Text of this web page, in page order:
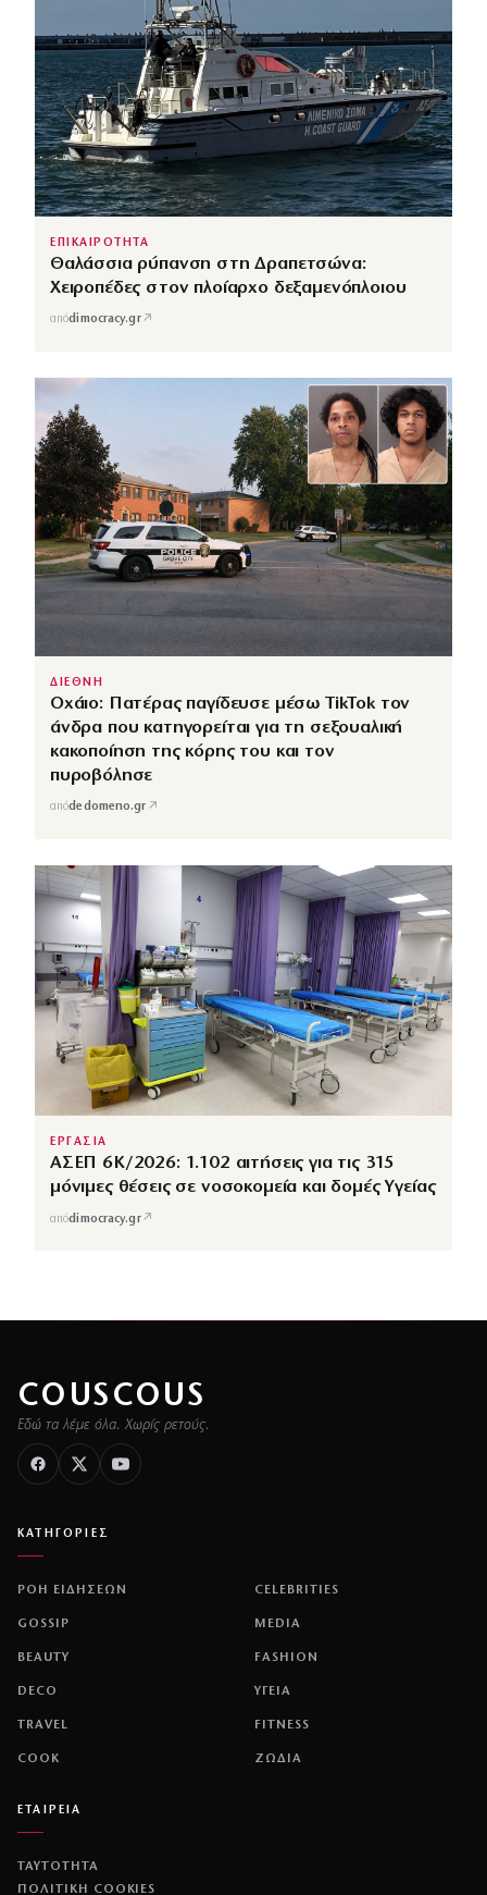
ΕΠΙΚΑΙΡΟΤΗΤΑ
Θαλάσσια ρύπανση στη Δραπετσώνα:
Χειροπέδες στον πλοίαρχο δεξαμενόπλοιου
απόdimocracy.gr↗
ΔΙΕΘΝΗ
Οχάιο: Πατέρας παγίδευσε μέσω TikTok τον
άνδρα που κατηγορείται για τη σεξουαλική
κακοποίηση της κόρης του και τον
πυροβόλησε
απόdedomeno.gr ↗
ΕΡΓΑΣΙΑ
ΑΣΕΠ 6Κ/2026: 1.102 αιτήσεις για τις 315
μόνιμες θέσεις σε νοσοκομεία και δομές Υγείας
απόdimocracy.gr↗
COUSCOUS
Εδώ τα λέμε όλα. Χωρίς ρετούς.
ΚΑΤΗΓΟΡΙΕΣ
ΡΟΗ ΕΙΔΗΣΕΩΝ CELEBRITIES
GOSSIP MEDIA
BEAUTY FASHION
DECO ΥΓΕΙΑ
TRAVEL FITNESS
COOK ΖΩΔΙΑ
ΕΤΑΙΡΕΙΑ
ΤΑΥΤΟΤΗΤΑ
ΠΟΛΙΤΙΚΉ COOKIES